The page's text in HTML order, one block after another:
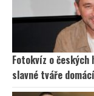
Fotokvíz o
slavné tváře